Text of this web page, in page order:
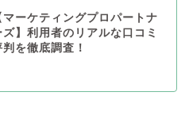
マーケティングプロパートナ
ズ】利用者のリアルな口コミ
判を徹底調査！